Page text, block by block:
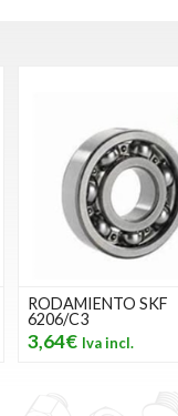
RODAMIENTO SKF
6206/C3
3,64€